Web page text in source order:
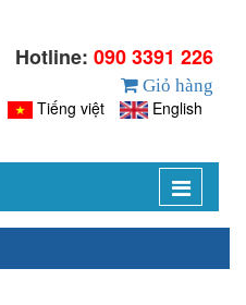
Hotline: 090 3391 226
Giỏ hàng
Tiếng việt English
Toggle